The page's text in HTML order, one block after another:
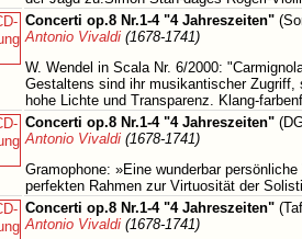
Concerti op.8 Nr.1-4 "4 Jahreszeiten"
Antonio Vivaldi (1678-1741)
W. Wendel in Scala Nr. 6/2000:
Gestaltens sind ihr musikantischer Zugriff,
hohe Lichte und Transparenz. Klang-
Concerti op.8 Nr.1-4 "4 Jahreszeiten"
Antonio Vivaldi (1678-1741)
Gramophone: »Eine wunderbar
perfekten Rahmen zur Virtuosität der
Concerti op.8 Nr.1-4 "4 Jahreszeiten"
Antonio Vivaldi (1678-1741)